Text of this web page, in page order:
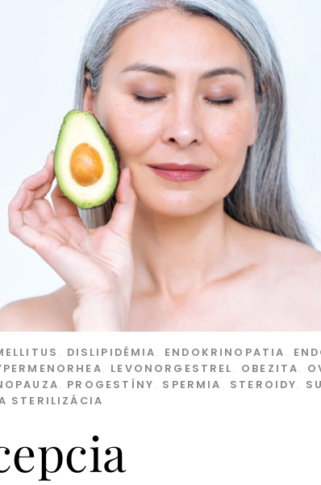
DISLIPIDÉMIA ENDOKRINOPATIA
LEVONORGESTREL OBEZITA
PROGESTÍNY SPERMIA STEROIDY
STERILIZÁCIA